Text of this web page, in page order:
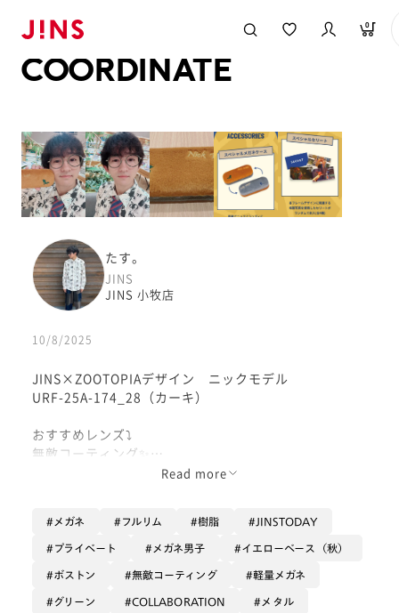
0
COORDINATE
たす。
JINS
JINS 小牧店
10/8/2025
JINS×ZOOTOPIAデザイン ニックモデル
URF-25A-174_28（カーキ）
おすすめレンズ⤵︎
無敵コーティング✨
テンプルの内側がニックのネクタイの柄になっていて、
エンドがアイスキャンディーの形になっていて可愛い🍭
裏表で色が違うふわふわした毛質のケースが付きます！
メガネ拭きもそれぞれニックとジュディがかかれて居て
Read more
メガネ フルリム 樹脂 JINSTODAY
プライベート メガネ男子 イエローベース（秋）
ボストン 無敵コーティング 軽量メガネ
グリーン COLLABORATION メタル